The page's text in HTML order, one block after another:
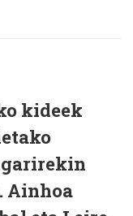
kideek
Ainhoa